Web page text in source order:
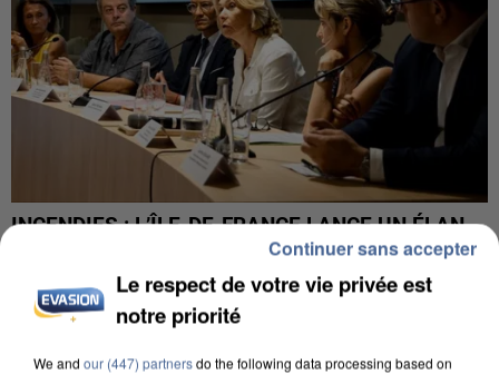
INCENDIES : L’ÎLE-DE-FRANCE LANCE UN ÉLAN
DE SOLIDARITÉ AVEC LES...
Le respect de votre vie privée est
notre priorité
We and our (447) partnersdo the following data processing based on
Continuer sans accepter